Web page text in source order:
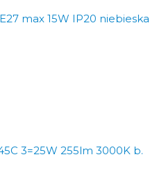
max 15W IP20 niebieska
3=25W 255lm 3000K b.